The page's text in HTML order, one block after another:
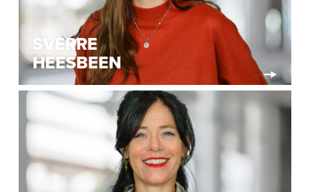
SVERRE
HEESBEEN